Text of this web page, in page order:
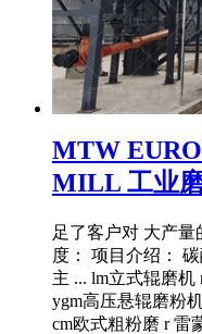
MTW
MILL 工业
足了客户对 大产
度： 项目介绍：
主 ... lm立式辊磨
ygm高压悬辊磨粉
cm欧式粗粉磨 r 雷